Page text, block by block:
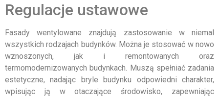
Regulacje ustawowe
Fasady wentylowane znajdują zastosowanie w niemal
wszystkich rodzajach budynków. Można je stosować w nowo
wznoszonych, jak i remontowanych oraz
termomodernizowanych budynkach. Muszą spełniać zadania
estetyczne, nadając bryle budynku odpowiedni charakter,
wpisując ją w otaczające środowisko, zapewniając